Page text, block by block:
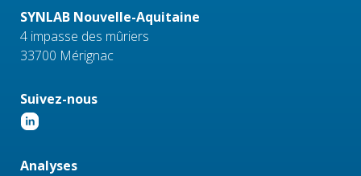
SYNLAB Nouvelle-Aquitaine
4 impasse des mûriers
33700 Mérignac
Suivez-nous
Analyses